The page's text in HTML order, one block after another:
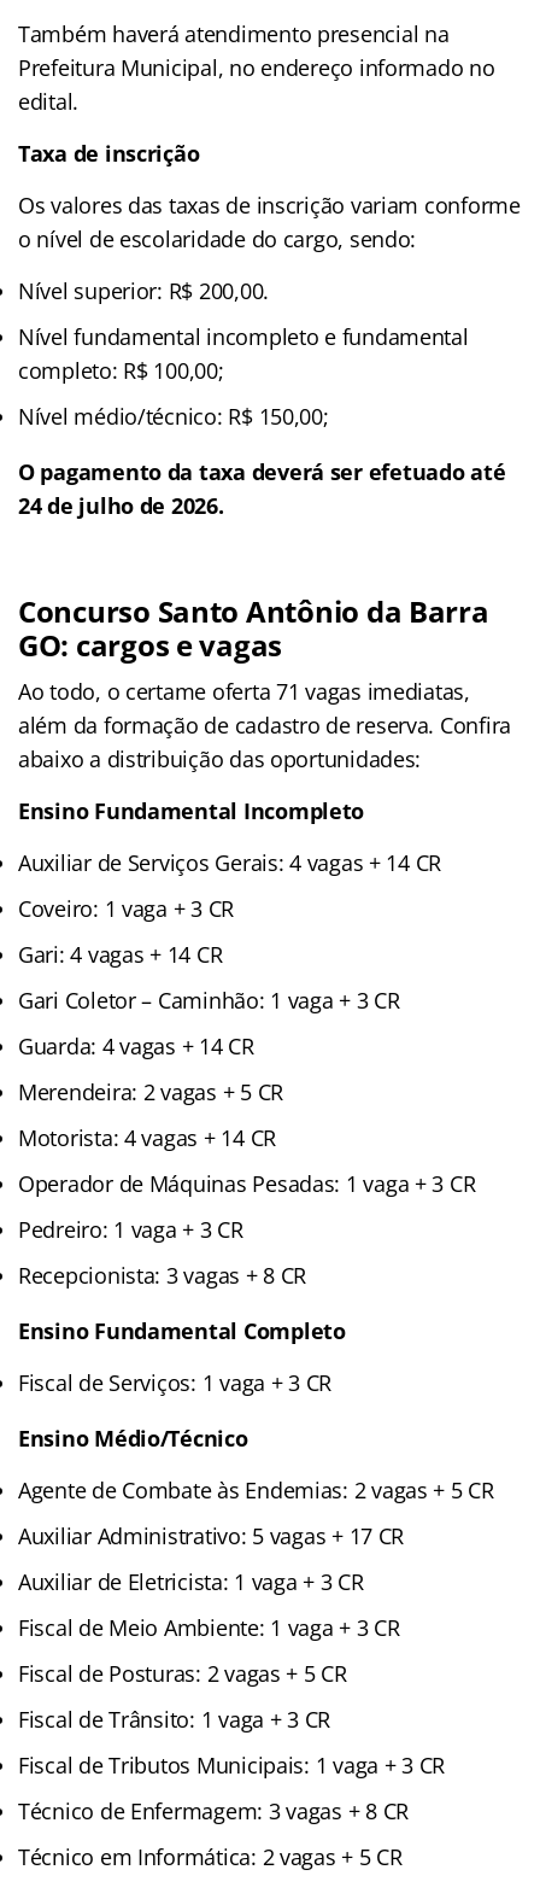
Também haverá atendimento presencial na
Prefeitura Municipal, no endereço informado no
edital.
Taxa de inscrição
Os valores das taxas de inscrição variam conforme
o nível de escolaridade do cargo, sendo:
Nível superior: R$ 200,00.
Nível fundamental incompleto e fundamental
completo: R$ 100,00;
Nível médio/técnico: R$ 150,00;
O pagamento da taxa deverá ser efetuado até
24 de julho de 2026.
Concurso Santo Antônio da Barra
GO: cargos e vagas
Ao todo, o certame oferta 71 vagas imediatas,
além da formação de cadastro de reserva. Confira
abaixo a distribuição das oportunidades:
Ensino Fundamental Incompleto
Auxiliar de Serviços Gerais: 4 vagas + 14 CR
Coveiro: 1 vaga + 3 CR
Gari: 4 vagas + 14 CR
Gari Coletor – Caminhão: 1 vaga + 3 CR
Guarda: 4 vagas + 14 CR
Merendeira: 2 vagas + 5 CR
Motorista: 4 vagas + 14 CR
Operador de Máquinas Pesadas: 1 vaga + 3 CR
Pedreiro: 1 vaga + 3 CR
Recepcionista: 3 vagas + 8 CR
Ensino Fundamental Completo
Fiscal de Serviços: 1 vaga + 3 CR
Ensino Médio/Técnico
Agente de Combate às Endemias: 2 vagas + 5 CR
Auxiliar Administrativo: 5 vagas + 17 CR
Auxiliar de Eletricista: 1 vaga + 3 CR
Fiscal de Meio Ambiente: 1 vaga + 3 CR
Fiscal de Posturas: 2 vagas + 5 CR
Fiscal de Trânsito: 1 vaga + 3 CR
Fiscal de Tributos Municipais: 1 vaga + 3 CR
Técnico de Enfermagem: 3 vagas + 8 CR
Técnico em Informática: 2 vagas + 5 CR